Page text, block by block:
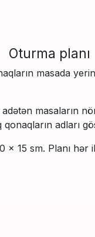
Oturma planı
masada
adətən masaların
adları
× 15 sm. Planı hər